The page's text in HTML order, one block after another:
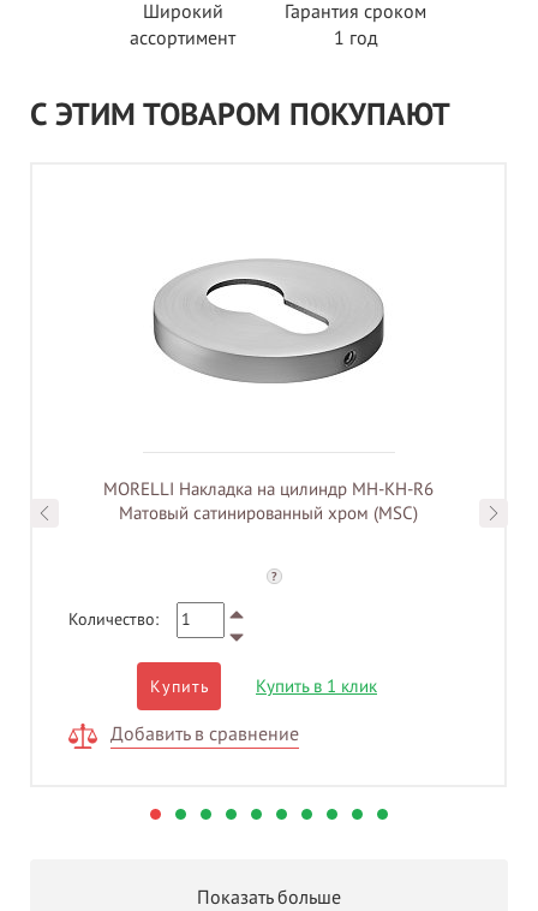
Широкий
ассортимент
Гарантия сроком
1 год
С ЭТИМ ТОВАРОМ ПОКУПАЮТ
MORELLI Накладка на цилиндр MH-KH-R6
Матовый сатинированный хром (MSC)
?
Количество:
Купить Купить в 1 клик
Добавить в сравнение
Показать больше